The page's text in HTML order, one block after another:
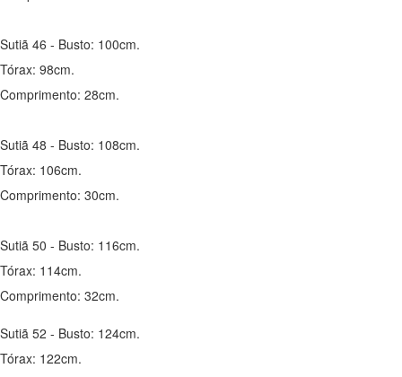
Sutiã 46 - Busto: 100cm.
Tórax: 98cm.
Comprimento: 28cm.
Sutiã 48 - Busto: 108cm.
Tórax: 106cm.
Comprimento: 30cm.
Sutiã 50 - Busto: 116cm.
Tórax: 114cm.
Comprimento: 32cm.
Sutiã 52 - Busto: 124cm.
Tórax: 122cm.